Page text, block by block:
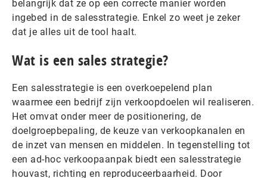
belangrijk dat ze op een correcte manier worden
ingebed in de salesstrategie. Enkel zo weet je zeker
dat je alles uit de tool haalt.
Wat is een sales strategie?
Een salesstrategie is een overkoepelend plan
waarmee een bedrijf zijn verkoopdoelen wil realiseren.
Het omvat onder meer de positionering, de
doelgroepbepaling, de keuze van verkoopkanalen en
de inzet van mensen en middelen. In tegenstelling tot
een ad-hoc verkoopaanpak biedt een salesstrategie
houvast, richting en reproduceerbaarheid. Door